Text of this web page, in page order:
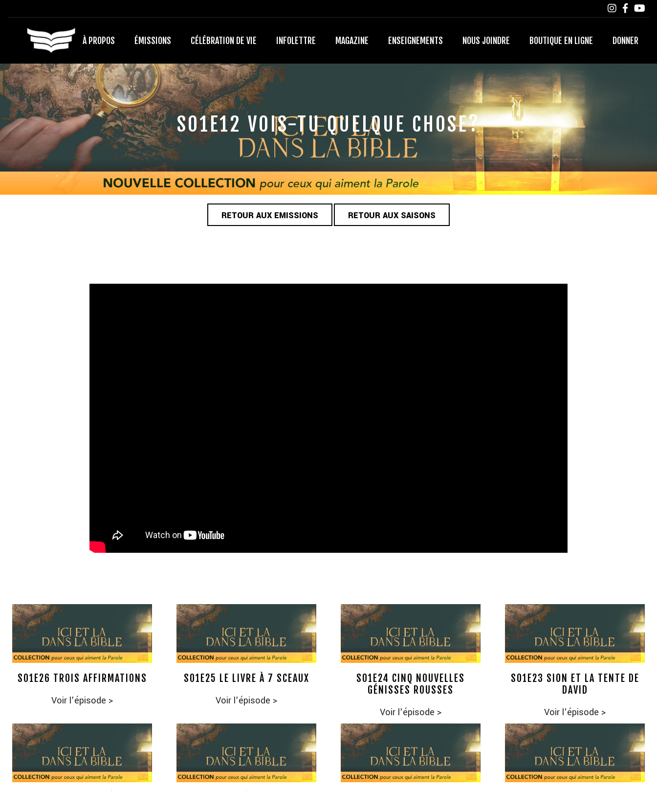
À PROPOS ÉMISSIONS CÉLÉBRATION DE VIE INFOLETTRE MAGAZINE ENSEIGNEMENTS NOUS JOINDRE BOUTIQUE EN LIGNE DONNER
S01E12 VOIS-TU QUELQUE CHOSE?
RETOUR AUX EMISSIONS RETOUR AUX SAISONS
S01E26 TROIS AFFIRMATIONS
Voir l'épisode >
S01E25 LE LIVRE À 7 SCEAUX
Voir l'épisode >
S01E24 CINQ NOUVELLES
GÉNISSES ROUSSES
Voir l'épisode >
S01E23 SION ET LA TENTE DE
DAVID
Voir l'épisode >